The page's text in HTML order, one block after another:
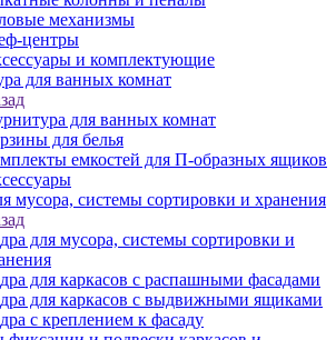
механизмы
центры
и комплектующие
для ванных комнат
для ванных комнат
для белья
емкостей для П-образных ящиков
мусора, системы сортировки и хранения
для мусора, системы сортировки и
для каркасов с распашными фасадами
для каркасов с выдвижными ящиками
с креплением к фасаду